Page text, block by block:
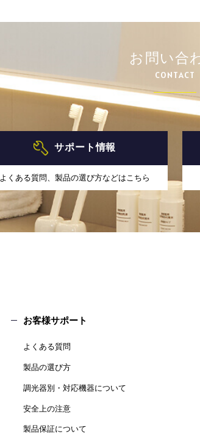
お問い合
CONTACT
サポート情報
よくある質問、製品の選び方などはこちら
お客様サポート
よくある質問
製品の選び方
調光器別・対応機器について
安全上の注意
製品保証について